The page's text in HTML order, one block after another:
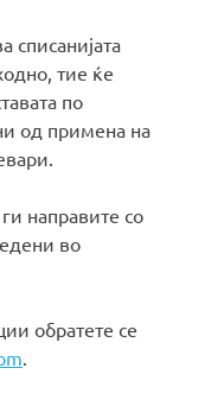
списанијата
тие ќе
по
од примена на
направите со
во
обратете се